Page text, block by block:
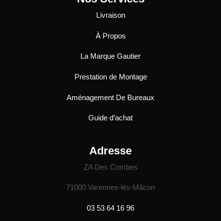
Livraison
À Propos
La Marque Gautier
Prestation de Montage
Aménagement De Bureaux
Guide d’achat
Adresse
ZA Des Combes
71000 Varennes-lès-Mâcon
03 53 64 16 96